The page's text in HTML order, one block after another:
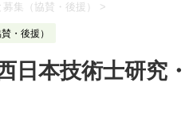
集（協賛・後援） >
・後援）
日本技術士研究